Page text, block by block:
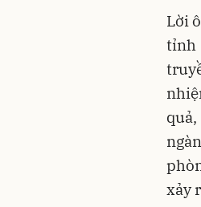
Lời
tỉnh
xảy